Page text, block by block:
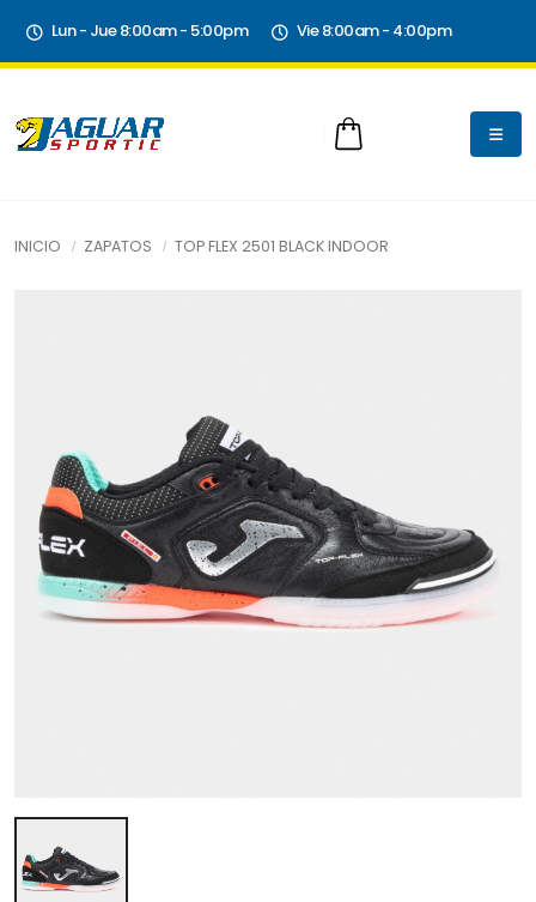
Lun - Jue 8:00am - 5:00pm Vie 8:00am - 4:00pm
INICIO ZAPATOS TOP FLEX 2501 BLACK INDOOR